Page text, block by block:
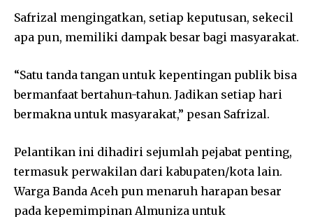
Safrizal mengingatkan, setiap keputusan, sekecil
apa pun, memiliki dampak besar bagi masyarakat.
“Satu tanda tangan untuk kepentingan publik bisa
bermanfaat bertahun-tahun. Jadikan setiap hari
bermakna untuk masyarakat,” pesan Safrizal.
Pelantikan ini dihadiri sejumlah pejabat penting,
termasuk perwakilan dari kabupaten/kota lain.
Warga Banda Aceh pun menaruh harapan besar
pada kepemimpinan Almuniza untuk